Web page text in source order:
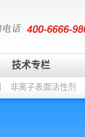
技术专栏
非离子表面活性剂